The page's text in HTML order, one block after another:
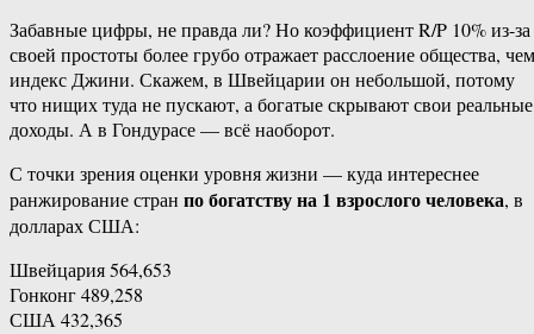
Забавные цифры, не правда ли? Но коэффициент R/P 10% из-за
своей простоты более грубо отражает расслоение общества, чем
индекс Джини. Скажем, в Швейцарии он небольшой, потому
что нищих туда не пускают, а богатые скрывают свои реальные
доходы. А в Гондурасе — всё наоборот.
С точки зрения оценки уровня жизни — куда интереснее
ранжирование стран по богатству на 1 взрослого человека, в
долларах США:
Швейцария 564,653
Гонконг 489,258
США 432,365